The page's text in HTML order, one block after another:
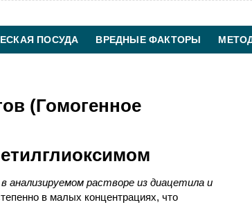
ПОСУДА ВРЕДНЫЕ ФАКТОРЫ
(Гомогенное
растворе из диацетила и
в малых концентрациях, что